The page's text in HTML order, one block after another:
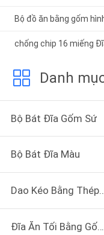
Bộ đồ ăn bằng gốm
chống chip 16 miếng
Danh
Bộ Bát Đĩa Gốm Sứ
Bộ Bát Đĩa Màu
Dao Kéo Bằng Thép Không Gỉ
Đĩa Ăn Tối Bằng Gốm